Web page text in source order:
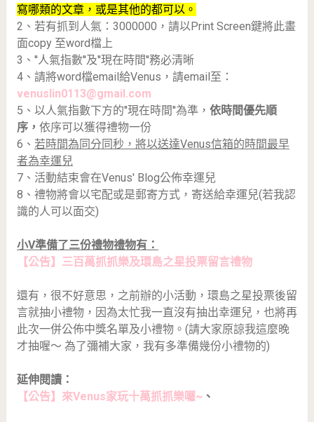
寫哪類的文章，或是其他的都可以。
2、若有抓到人氣：3000000，請以Print Screen鍵將此畫
面copy 至word檔上
3、''人氣指數''及''現在時間''務必清晰
4、請將word檔email給Venus，請email至：
venuslin0113@gmail.com
5、以人氣指數下方的''現在時間''為準， 依時間優先順
序， 依序可以獲得禮物一份
6、 若時間為同分同秒，將以送達Venus信箱的時間最早
者為幸運兒
7、活動結束會在Venus' Blog公佈幸運兒
8、禮物將會以宅配或是郵寄方式，寄送給幸運兒(若我認
識的人可以面交)
小V準備了三份禮物禮物有：
【公告】三百萬抓抓樂及環島之星投票留言禮物
還有，很不好意思，之前辦的小活動，環島之星投票後留
言就抽小禮物，因為太忙我一直沒有抽出幸運兒，也將再
此次一併公佈中獎名單及小禮物。(請大家原諒我這麼晚
才抽喔～ 為了彌補大家，我有多準備幾份小禮物的)
延伸閱讀：
【公告】來Venus家玩十萬抓抓樂囉~ 、